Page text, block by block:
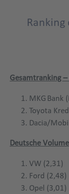
Ranking
Gesamtranking
MKG Bank
Toyota
Dacia/
Deutsche
VW (2,31)
Ford (2,48)
Opel (3,01)